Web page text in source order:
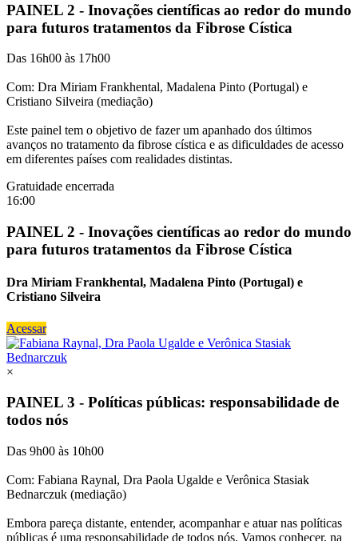
PAINEL 2 - Inovações científicas ao redor do mundo
para futuros tratamentos da Fibrose Cística
Das 16h00 às 17h00
Com: Dra Miriam Frankhental, Madalena Pinto (Portugal) e
Cristiano Silveira (mediação)
Este painel tem o objetivo de fazer um apanhado dos últimos
avanços no tratamento da fibrose cística e as dificuldades de acesso
em diferentes países com realidades distintas.
Gratuidade encerrada
16:00
PAINEL 2 - Inovações científicas ao redor do mundo
para futuros tratamentos da Fibrose Cística
Dra Miriam Frankhental, Madalena Pinto (Portugal) e
Cristiano Silveira
Acessar
×
PAINEL 3 - Políticas públicas: responsabilidade de
todos nós
Das 9h00 às 10h00
Com: Fabiana Raynal, Dra Paola Ugalde e Verônica Stasiak
Bednarczuk (mediação)
Embora pareça distante, entender, acompanhar e atuar nas políticas
públicas é uma responsabilidade de todos nós. Vamos conhecer, na